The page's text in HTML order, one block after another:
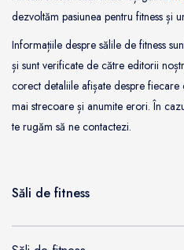
dezvoltăm pasiunea pentru fitness și
Informațiile despre sălile de fitness
și sunt verificate de către editorii
corect detaliile afișate despre fiecare
mai strecoare și anumite erori. În
te rugăm să ne contactezi.
Săli de fitness